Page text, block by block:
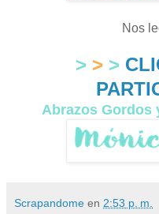
Nos
> > >
Abrazos Gordos
Scrapandome en 2:53 p. m.